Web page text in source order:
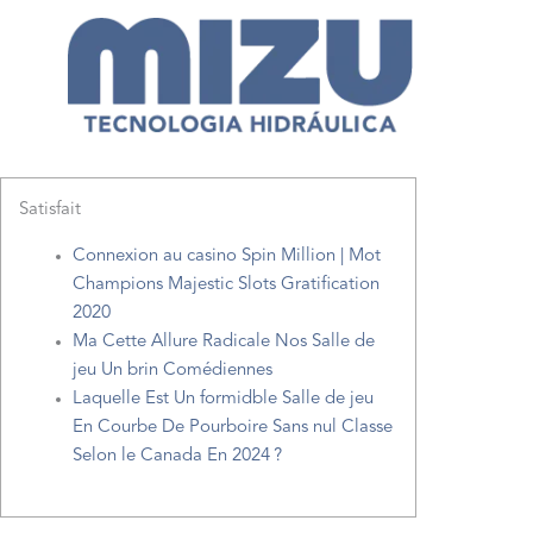
2024 agosto 13 Jeux De Salle de jeu
Satisfait
Connexion au casino Spin Million | Mot
Champions Majestic Slots Gratification
2020
Ma Cette Allure Radicale Nos Salle de
jeu Un brin Comédiennes
Laquelle Est Un formidble Salle de jeu
En Courbe De Pourboire Sans nul Classe
Selon le Canada En 2024 ?